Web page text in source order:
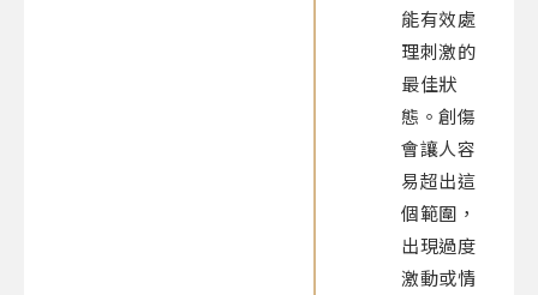
能有效處
理刺激的
最佳狀
態。創傷
會讓人容
易超出這
個範圍，
出現過度
激動或情